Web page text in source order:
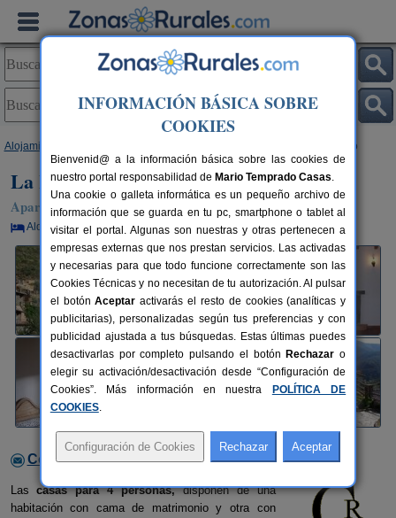
Alojamientos > La Portilla de Cabezo
La Portilla de Cabezo
Apartamentos Rurales en Cabezo / Ladrillar (Cáceres)
Alquiler por habitaciones 2-14+1 plazas 97 km de Cáceres
Contactar con el alojamiento
Lascasas para 4 personas,disponen de una
habitación con cama de matrimonio y otra con
INFORMACIÓN BÁSICA SOBRE
COOKIES
Bienvenid@ a la información básica sobre las cookies de
nuestro portal responsabilidad de Mario Temprado Casas.
Una cookie o galleta informática es un pequeño archivo de
información que se guarda en tu pc, smartphone o tablet al
visitar el portal. Algunas son nuestras y otras pertenecen a
empresas externas que nos prestan servicios. Las activadas
y necesarias para que todo funcione correctamente son las
Cookies Técnicas y no necesitan de tu autorización. Al pulsar
el botónAceptar activarás el resto de cookies (analíticas y
publicitarias), personalizadas según tus preferencias y con
publicidad ajustada a tus búsquedas. Estas últimas puedes
desactivarlas por completo pulsando el botón Rechazar o
elegir su activación/desactivación desde “Configuración de
Cookies”. Más información en nuestra
POLÍTICA DE
COOKIES.